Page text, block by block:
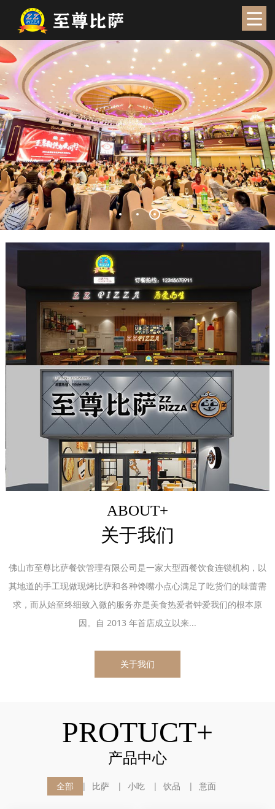
ABOUT+
关于我们
佛山市至尊比萨餐饮管理有限公司是一家大型西餐饮食连锁机构，以
其地道的手工现做现烤比萨和各种馋嘴小点心满足了吃货们的味蕾需
求，而从始至终细致入微的服务亦是美食热爱者钟爱我们的根本原
因。自 2013 年首店成立以来...
关于我们
PROTUCT+
产品中心
全部 比萨 小吃 饮品 意面